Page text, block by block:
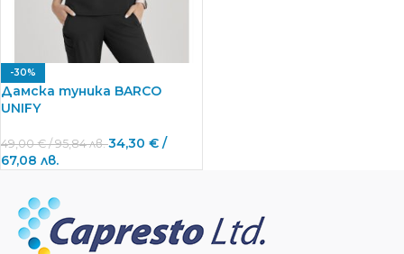
-30%
Дамска туника BARCO
UNIFY
49,00€/ 95,84 лв.34,30 € /
67,08 лв.